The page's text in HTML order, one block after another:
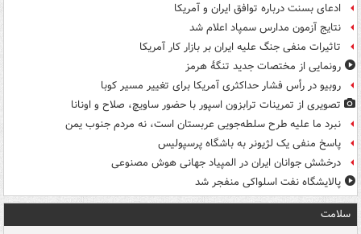
ادعای بسنت درباره توافق ایران و آمریکا
نتایج آزمون مدارس سمپاد اعلام شد
تاثیرات منفی جنگ علیه ایران بر بازار کار آمریکا
رونمایی از مختصات جدید تنگۀ هرمز
روبیو در رأس فشار حداکثری آمریکا برای تغییر مسیر کوبا
تصویری از تمرینات ترابزون اسپور با حضور ساویچ، صلاح و اونانا
نبرد ما علیه طرح سلطه‌جویی عربستان است، نه مردم جنوب یمن
پاسخ منفی یک لژیونر به باشگاه پرسپولیس
درخشش جوانان ایران در المپیاد جهانی هوش مصنوعی
پالایشگاه نفت اسلواکی منفجر شد
سلامت